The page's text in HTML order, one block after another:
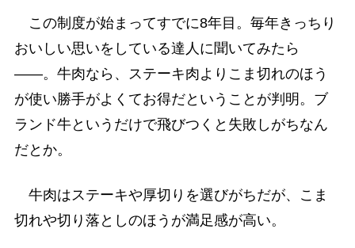
この制度が始まってすでに8年目。毎年きっちり
おいしい思いをしている達人に聞いてみたら
――。牛肉なら、ステーキ肉よりこま切れのほう
が使い勝手がよくてお得だということが判明。ブ
ランド牛というだけで飛びつくと失敗しがちなん
だとか。
牛肉はステーキや厚切りを選びがちだが、こま
切れや切り落としのほうが満足感が高い。